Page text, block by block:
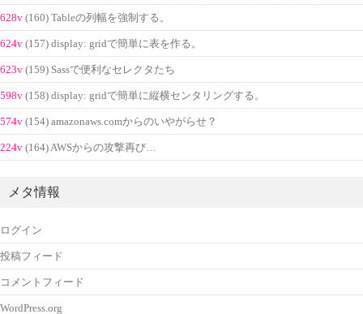
628v (160) Tableの列幅を強制する。
624v (157) display: gridで簡単に表を作る。
623v (159) Sassで便利なセレクタたち
598v (158) display: gridで簡単に縦横センタリングする。
574v (154) amazonaws.comからのいやがらせ？
224v (164) AWSからの攻撃再び…
メタ情報
ログイン
投稿フィード
コメントフィード
WordPress.org